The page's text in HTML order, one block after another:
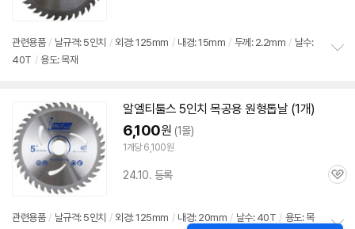
관련용품 / 날규격: 5인치 / 외경: 125mm / 내경: 15mm / 두께: 2.2mm / 날수:
40T / 용도: 목재
알엘티툴스 5인치 목공용 원형톱날(1개)
6,100원 (1몰)
1개당 6,100원
24.10. 등록
관
관련용품 / 날규격: 5인치 / 외경: 125mm / 내경: 20mm / 날수: 40T / 용도: 목